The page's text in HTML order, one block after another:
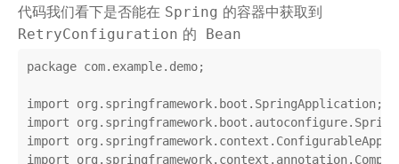
代码我们看下是否能在 Spring 的容器中获取到
RetryConfiguration 的 Bean
package com.example.demo;
import
import
import
import